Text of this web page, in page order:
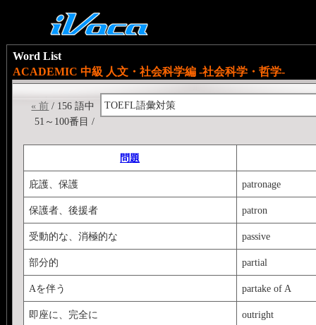
Word List
ACADEMIC 中級 人文・社会科学編 -社会科学・哲学-
TOEFL語彙対策
« 前 / 156 語中
51～100番目 /
問題
庇護、保護 patronage
保護者、後援者 patron
受動的な、消極的な passive
部分的 partial
Aを伴う partake of A
即座に、完全に outright